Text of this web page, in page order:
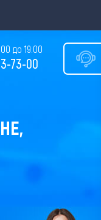
до 19:00
73-00